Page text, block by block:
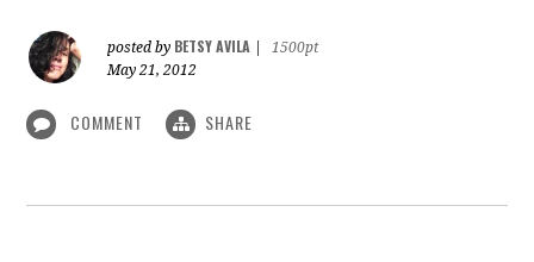
posted by BETSY AVILA
1500pt
May 21, 2012
COMMENT SHARE